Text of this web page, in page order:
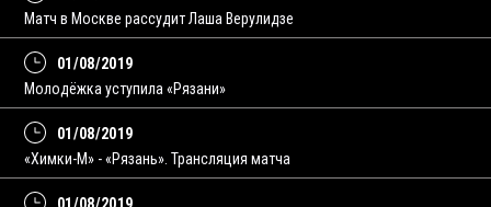
Матч в Москве рассудит Лаша Верулидзе
01/08/2019
Молодёжка уступила «Рязани»
01/08/2019
«Химки-М» - «Рязань». Трансляция матча